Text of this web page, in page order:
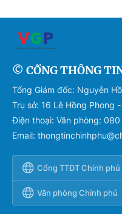
© CỔNG THÔNG
Tổng Giám đốc: Nguyễn
Trụ sở: 16 Lê Hồng Phong
Điện thoại: Văn phòng:
Email:
Cổng TTĐT Chính phủ
Văn phòng Chính phủ